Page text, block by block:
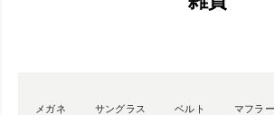
メガネ サングラス ベルト マフラ